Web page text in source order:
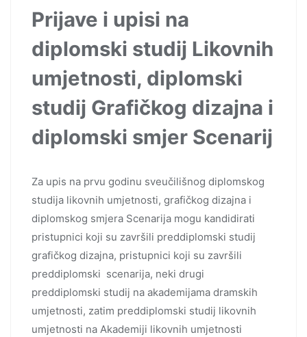
Prijave i upisi na
diplomski studij Likovnih
umjetnosti, diplomski
studij Grafičkog dizajna i
diplomski smjer Scenarij
Za upis na prvu godinu sveučilišnog diplomskog
studija likovnih umjetnosti, grafičkog dizajna i
diplomskog smjera Scenarija mogu kandidirati
pristupnici koji su završili preddiplomski studij
grafičkog dizajna, pristupnici koji su završili
preddiplomski scenarija, neki drugi
preddiplomski studij na akademijama dramskih
umjetnosti, zatim preddiplomski studij likovnih
umjetnosti na Akademiji likovnih umjetnosti